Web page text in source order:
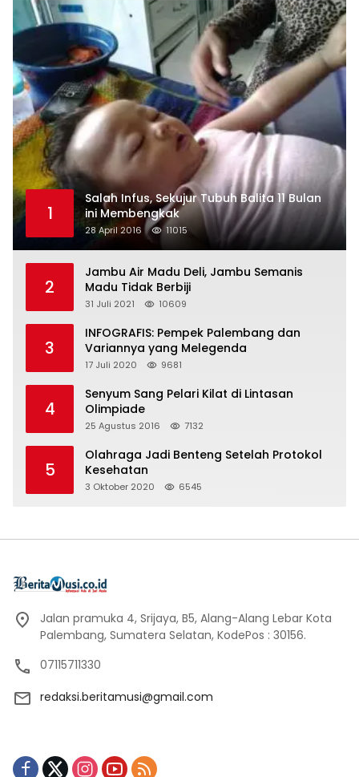
1
Salah Infus, Sekujur Tubuh Balita 11 Bulan
ini Membengkak
28 April 2016 11015
2
Jambu Air Madu Deli, Jambu Semanis
Madu Tidak Berbiji
31 Juli 2021 10609
3
INFOGRAFIS: Pempek Palembang dan
Variannya yang Melegenda
17 Juli 2020 9681
4
Senyum Sang Pelari Kilat di Lintasan
Olimpiade
25 Agustus 2016 7132
5
Olahraga Jadi Benteng Setelah Protokol
Kesehatan
3 Oktober 2020 6545
Jalan pramuka 4, Srijaya, B5, Alang-Alang Lebar Kota
Palembang, Sumatera Selatan, KodePos : 30156.
07115711330
redaksi.beritamusi@gmail.com